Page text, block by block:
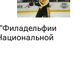
"Филадельфии